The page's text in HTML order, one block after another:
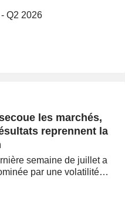
Q2 2026
les marchés,
reprennent la
semaine de juillet a
par une volatilité